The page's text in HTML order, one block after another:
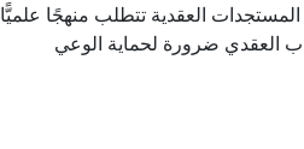
العقدية تتطلب منهجًا علميًّا
العقدي ضرورة لحماية الوعي